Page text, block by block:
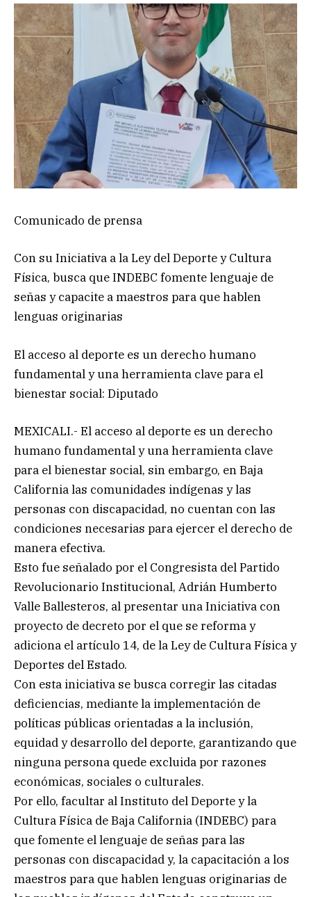
Comunicado de prensa
Con su Iniciativa a la Ley del Deporte y Cultura
Física, busca que INDEBC fomente lenguaje de
señas y capacite a maestros para que hablen
lenguas originarias
El acceso al deporte es un derecho humano
fundamental y una herramienta clave para el
bienestar social: Diputado
MEXICALI.- El acceso al deporte es un derecho
humano fundamental y una herramienta clave
para el bienestar social, sin embargo, en Baja
California las comunidades indígenas y las
personas con discapacidad, no cuentan con las
condiciones necesarias para ejercer el derecho de
manera efectiva.
Esto fue señalado por el Congresista del Partido
Revolucionario Institucional, Adrián Humberto
Valle Ballesteros, al presentar una Iniciativa con
proyecto de decreto por el que se reforma y
adiciona el artículo 14, de la Ley de Cultura Física y
Deportes del Estado.
Con esta iniciativa se busca corregir las citadas
deficiencias, mediante la implementación de
políticas públicas orientadas a la inclusión,
equidad y desarrollo del deporte, garantizando que
ninguna persona quede excluida por razones
económicas, sociales o culturales.
Por ello, facultar al Instituto del Deporte y la
Cultura Física de Baja California (INDEBC) para
que fomente el lenguaje de señas para las
personas con discapacidad y, la capacitación a los
maestros para que hablen lenguas originarias de